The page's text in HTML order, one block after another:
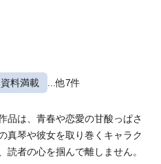
料満載 ...他7件
品は、青春や恋愛の甘酸っぱさ
真琴や彼女を取り巻くキャラク
読者の心を掴んで離しません。